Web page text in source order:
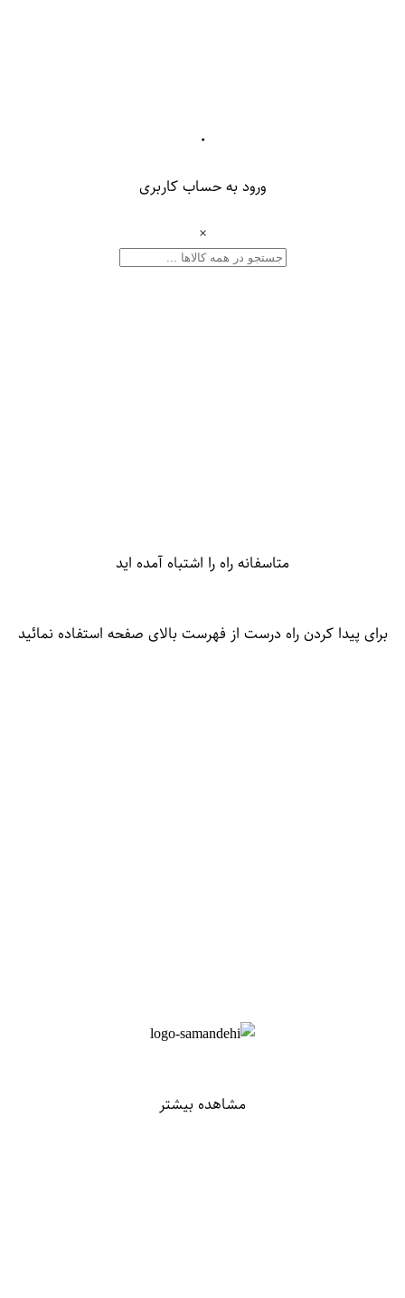
۰
ورود به حساب کاربری
×
متاسفانه راه را اشتباه آمده اید
برای پیدا کردن راه درست از فهرست بالای صفحه استفاده نمائید
مشاهده بیشتر